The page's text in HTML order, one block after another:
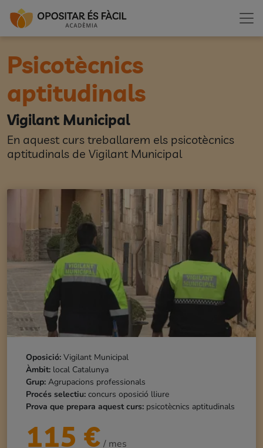
Psicotècnics
aptitudinals
Vigilant Municipal
En aquest curs treballarem els psicotècnics
aptitudinals de Vigilant Municipal
Oposició: Vigilant Municipal
Àmbit: local Catalunya
Grup: Agrupacions professionals
Procés selectiu: concurs oposició lliure
Prova que prepara aquest curs: psicotècnics aptitudinals
115 € / mes